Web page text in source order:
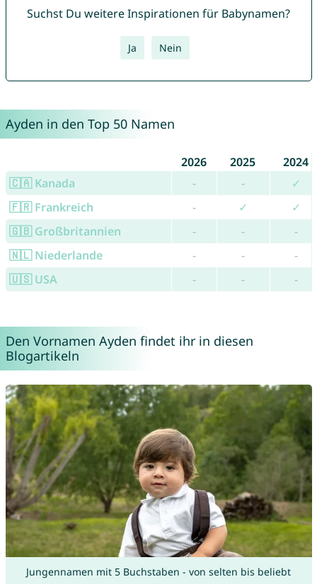
Suchst Du weitere Inspirationen für Babynamen?
Ja Nein
Ayden in den Top 50 Namen
2026 2025
2024
🇨🇦 Kanada
- -
✓
🇫🇷 Frankreich
- ✓
✓
🇬🇧 Großbritannien
- -
-
🇳🇱 Niederlande
- -
-
🇺🇸 USA
- - -
Den Vornamen Ayden findet ihr in diesen
Blogartikeln
Jungennamen mit 5 Buchstaben - von selten bis beliebt